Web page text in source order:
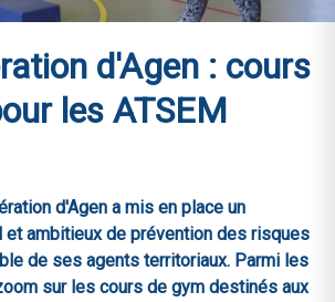
d'Agen : cours
les ATSEM
d'Agen a mis en place un
et ambitieux de prévention des risques
de ses agents territoriaux. Parmi les
sur les cours de gym destinés aux